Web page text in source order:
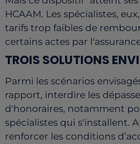
HCAAM. Les spécialistes,
tarifs trop faibles de
certains actes par
TROIS SOLUTIONS
Parmi les scénarios
rapport, interdire les
d'honoraires, notamment
spécialistes qui s'installent.
renforcer les conditions